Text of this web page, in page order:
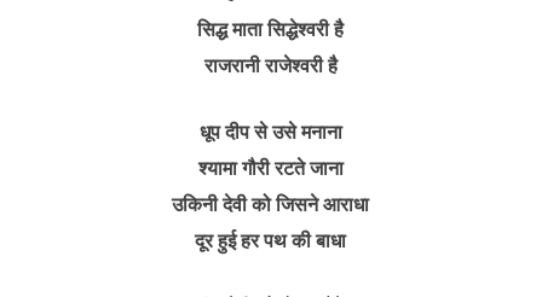
सिद्ध माता सिद्धेश्वरी है
राजरानी राजेश्वरी है
धूप दीप से उसे मनाना
श्यामा गौरी रटते जाना
उकिनी देवी को जिसने आराधा
दूर हुई हर पथ की बाधा